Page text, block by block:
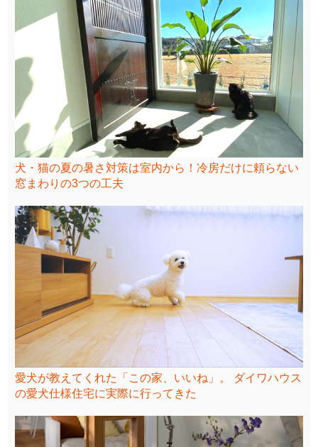
犬・猫の夏の暑さ対策は室内から！冷房だけに頼らない
窓まわりの3つの工夫
愛犬が教えてくれた「この家、いいね」。 ダイワハウス
の愛犬仕様住宅に実際に行ってきた